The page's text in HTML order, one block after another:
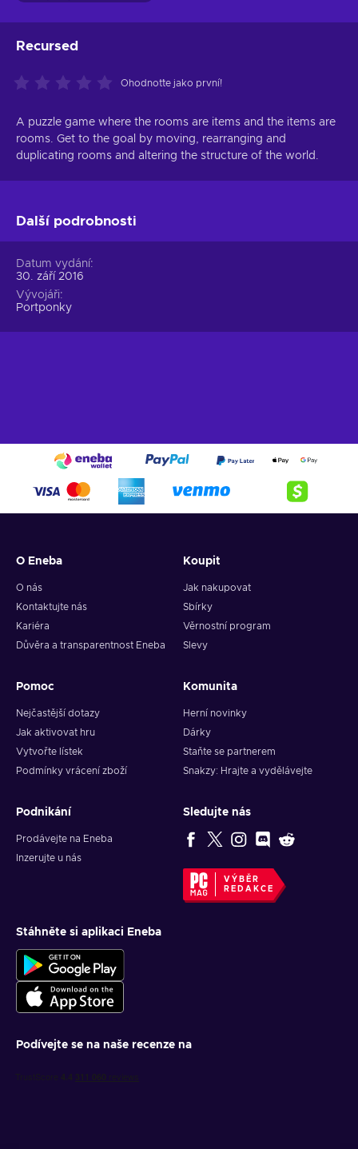
Recursed
Ohodnoťte jako první!
A puzzle game where the rooms are items and the items are
rooms. Get to the goal by moving, rearranging and
duplicating rooms and altering the structure of the world.
Další podrobnosti
Datum vydání
30. září 2016
Vývojáři
Portponky
O Eneba
O nás
Kontaktujte nás
Kariéra
Důvěra a transparentnost Eneba
Koupit
Jak nakupovat
Sbírky
Věrnostní program
Slevy
Pomoc
Nejčastější dotazy
Jak aktivovat hru
Vytvořte lístek
Podmínky vrácení zboží
Komunita
Herní novinky
Dárky
Staňte se partnerem
Snakzy: Hrajte a vydělávejte
Podnikání
Prodávejte na Eneba
Inzerujte u nás
Sledujte nás
VÝBĚR
REDAKCE
Stáhněte si aplikaci Eneba
Podívejte se na naše recenze na